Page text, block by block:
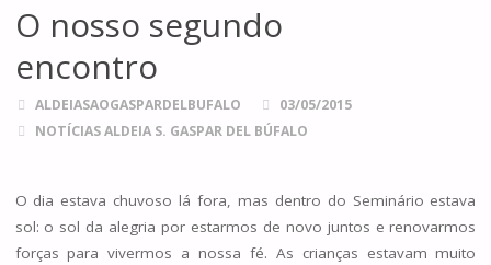
O nosso segundo
encontro
ALDEIASAOGASPARDELBUFALO
03/05/2015
NOTÍCIAS ALDEIA S. GASPAR DEL BÚFALO
O dia estava chuvoso lá fora, mas dentro do Seminário estava
sol: o sol da alegria por estarmos de novo juntos e renovarmos
forças para vivermos a nossa fé. As crianças estavam muito